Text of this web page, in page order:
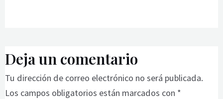
Deja un comentario
Tu dirección de correo electrónico no será publicada.
Los campos obligatorios están marcados con *